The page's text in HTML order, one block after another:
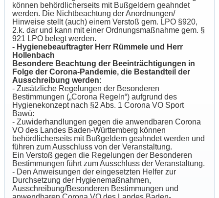
können behördlicherseits mit Bußgeldern geahndet
werden. Die Nichtbeachtung der Anordnungen/
Hinweise stellt (auch) einem Verstoß gem. LPO §920,
2.k. dar und kann mit einer Ordnungsmaßnahme gem. §
921 LPO belegt werden.
- Hygienebeauftragter Herr Rümmele und Herr
Hollenbach
Besondere Beachtung der Beeinträchtigungen in
Folge der Corona-Pandemie, die Bestandteil der
Ausschreibung werden:
- Zusätzliche Regelungen der Besonderen
Bestimmungen („Corona Regeln“) aufgrund des
Hygienekonzept nach §2 Abs. 1 Corona VO Sport
Bawü:
- Zuwiderhandlungen gegen die anwendbaren Corona
VO des Landes Baden-Württemberg können
behördlicherseits mit Bußgeldern geahndet werden und
führen zum Ausschluss von der Veranstaltung.
Ein Verstoß gegen die Regelungen der Besonderen
Bestimmungen führt zum Ausschluss der Veranstaltung.
- Den Anweisungen der eingesetzten Helfer zur
Durchsetzung der Hygienemaßnahmen,
Ausschreibung/Besonderen Bestimmungen und